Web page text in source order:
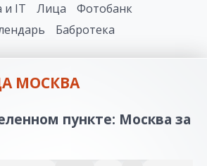
и IT Лица
Фотобанк
Бабротека
МОСКВА
пункте: Москва за